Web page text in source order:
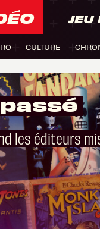
JEU
CULTURE
les éditeurs